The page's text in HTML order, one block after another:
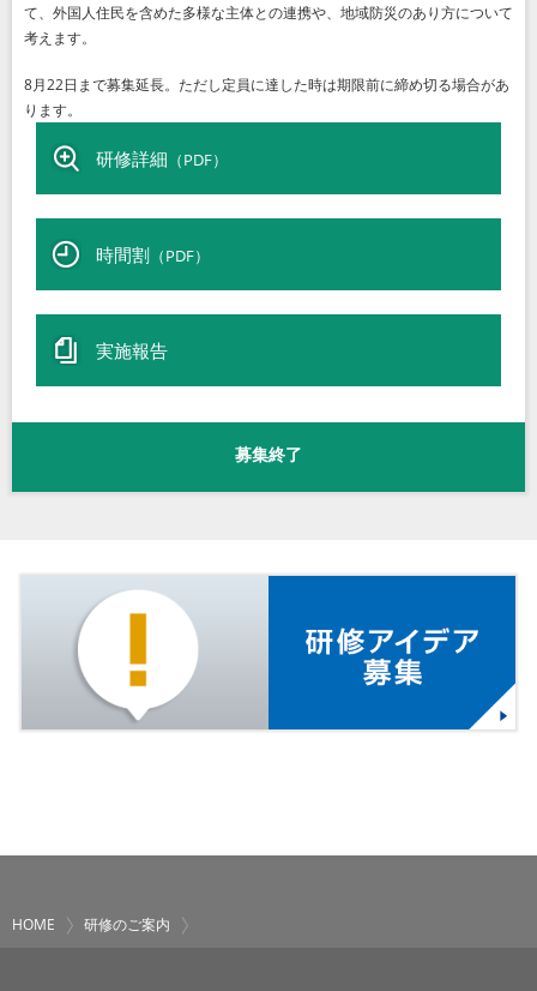
て、外国人住民を含めた多様な主体との連携や、地域防災のあり方について
考えます。
8月22日まで募集延長。ただし定員に達した時は期限前に締め切る場合があ
ります。
研修詳細 （PDF）
時間割 （PDF）
実施報告
募集終了
HOME 研修のご案内